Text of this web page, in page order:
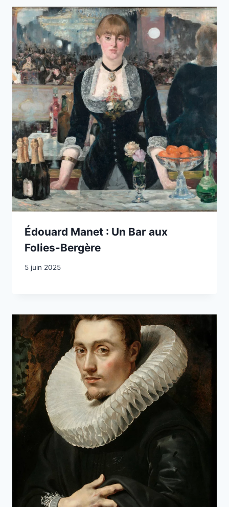
Édouard Manet : Un Bar aux
Folies-Bergère
5 juin 2025